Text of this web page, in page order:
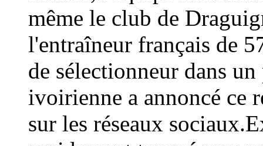
même le club de
l'entraîneur français de
de sélectionneur dans
ivoirienne a annoncé ce
sur les réseaux